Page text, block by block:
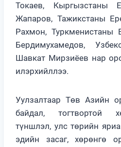
Токаев, Кыргызстаны
Жапаров, Тажикстаны
Рахмон, Туркменистаны
Бердимухамедов,
Шавкат Мирзиёев нар
илэрхийллээ.
Уулзалтаар Төв Азийн
байдал, тогтвортой
түншлэл, улс төрийн
эдийн засаг, хөрөнгө